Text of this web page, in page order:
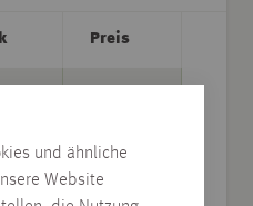
und ähnliche
Website
Preis